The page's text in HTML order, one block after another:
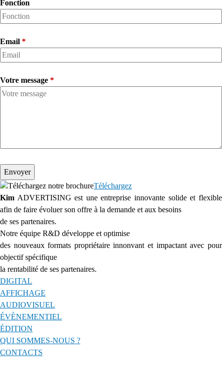
Fonction
Email *
Votre message *
Téléchargez notre brochureTéléchargez
Kim ADVERTISING est une entreprise innovante solide et flexible
afin de faire évoluer son offre à la demande et aux besoins
de ses partenaires.
Notre équipe R&D développe et optimise
des nouveaux formats propriétaire innonvant et impactant avec pour
objectif spécifique
la rentabilité de ses partenaires.
DIGITAL
AFFICHAGE
AUDIOVISUEL
ÉVÈNEMENTIEL
ÉDITION
QUI SOMMES-NOUS ?
CONTACTS